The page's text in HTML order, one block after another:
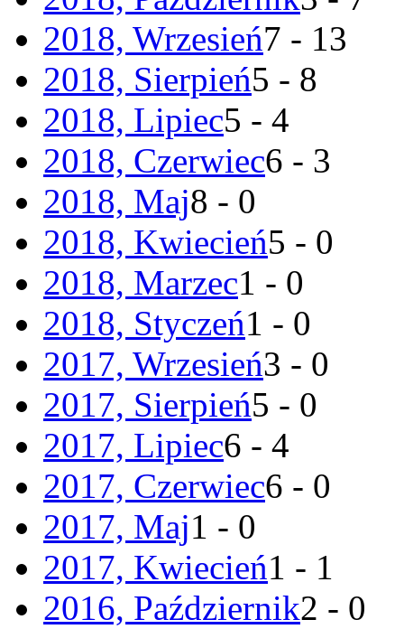
2018, Wrzesień7 - 13
2018, Sierpień5 - 8
2018, Lipiec5 - 4
2018, Czerwiec6 - 3
2018, Maj8 - 0
2018, Kwiecień5 - 0
2018, Marzec1 - 0
2018, Styczeń1 - 0
2017, Wrzesień3 - 0
2017, Sierpień5 - 0
2017, Lipiec6 - 4
2017, Czerwiec6 - 0
2017, Maj1 - 0
2017, Kwiecień1 - 1
2016, Październik2 - 0